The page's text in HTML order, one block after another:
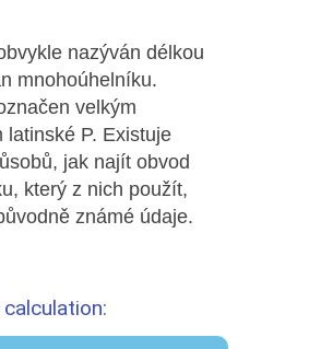
nazýván délkou
mnohoúhelníku.
velkým
latinské P. Existuje
jak najít obvod
který z nich použít,
známé údaje.